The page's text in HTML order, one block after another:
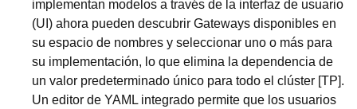
implementan modelos a través de la interfaz de usuario
(UI) ahora pueden descubrir Gateways disponibles en
su espacio de nombres y seleccionar uno o más para
su implementación, lo que elimina la dependencia de
un valor predeterminado único para todo el clúster [TP].
Un editor de YAML integrado permite que los usuarios